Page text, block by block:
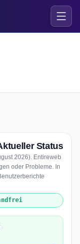
Status
2026). Entireweb
oder Probleme. In